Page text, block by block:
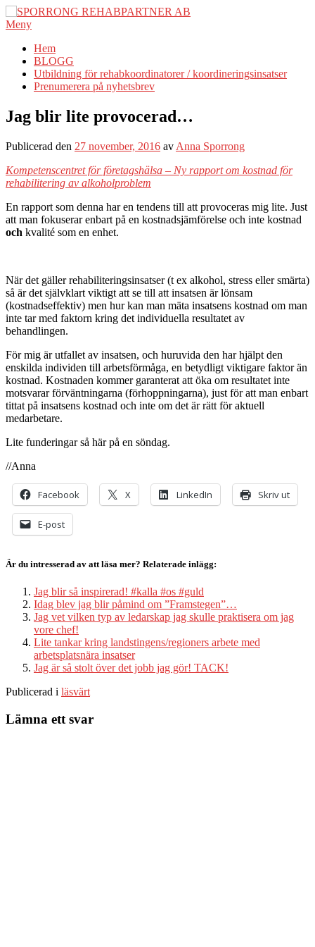
Hoppa
till
Meny
Hem
BLOGG
Utbildning för rehabkoordinatorer / koordineringsinsatser
Prenumerera på nyhetsbrev
Jag blir lite provocerad…
Publicerad den 27 november, 2016 av Anna Sporrong
Kompetenscentret för företagshälsa – Ny rapport om kostnad för
rehabilitering av alkoholproblem
En rapport som denna har en tendens till att provoceras mig lite. Just
att man fokuserar enbart på en kostnadsjämförelse och inte kostnad
och kvalité som en enhet.
När det gäller rehabiliteringsinsatser (t ex alkohol, stress eller smärta)
så är det självklart viktigt att se till att insatsen är lönsam
(kostnadseffektiv) men hur kan man mäta insatsens kostnad om man
inte tar med faktorn kring det individuella resultatet av
behandlingen.
För mig är utfallet av insatsen, och huruvida den har hjälpt den
enskilda individen till arbetsförmåga, en betydligt viktigare faktor än
kostnad. Kostnaden kommer garanterat att öka om resultatet inte
motsvarar förväntningarna (förhoppningarna), just för att man enbart
tittat på insatsens kostnad och inte om det är rätt för aktuell
medarbetare.
Lite funderingar så här på en söndag.
//Anna
Facebook X LinkedIn Skriv ut
E-post
Är du intresserad av att läsa mer? Relaterade inlägg:
Jag blir så inspirerad! #kalla #os #guld
Idag blev jag blir påmind om ”Framstegen”…
Jag vet vilken typ av ledarskap jag skulle praktisera om jag
vore chef!
Lite tankar kring landstingens/regioners arbete med
arbetsplatsnära insatser
Jag är så stolt över det jobb jag gör! TACK!
Publicerad i läsvärt
Lämna ett svar